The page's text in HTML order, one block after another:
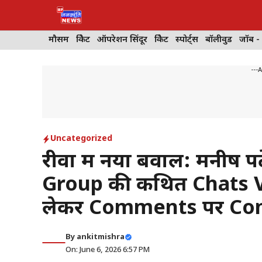
मौसम क्रिकेट ऑपरेशन सिंदूर क्रिकेट स्पोर्ट्स बॉलीवुड जॉब
---
Uncategorized
रीवा में नया बवाल:
Group की कथित Chats
लेकर Comments पर
By ankitmishra
On: June 6, 2026 6:57 PM